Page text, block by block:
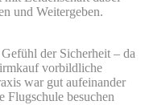
und Weitergeben.
der Sicherheit – da
vorbildliche
war gut aufeinander
Flugschule besuchen